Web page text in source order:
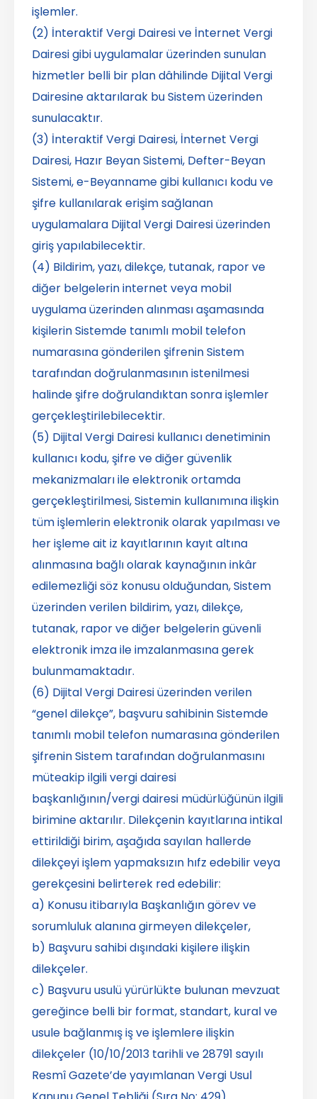
işlemler.
(2) İnteraktif Vergi Dairesi ve İnternet Vergi
Dairesi gibi uygulamalar üzerinden sunulan
hizmetler belli bir plan dâhilinde Dijital Vergi
Dairesine aktarılarak bu Sistem üzerinden
sunulacaktır.
(3) İnteraktif Vergi Dairesi, İnternet Vergi
Dairesi, Hazır Beyan Sistemi, Defter-Beyan
Sistemi, e-Beyanname gibi kullanıcı kodu ve
şifre kullanılarak erişim sağlanan
uygulamalara Dijital Vergi Dairesi üzerinden
giriş yapılabilecektir.
(4) Bildirim, yazı, dilekçe, tutanak, rapor ve
diğer belgelerin internet veya mobil
uygulama üzerinden alınması aşamasında
kişilerin Sistemde tanımlı mobil telefon
numarasına gönderilen şifrenin Sistem
tarafından doğrulanmasının istenilmesi
halinde şifre doğrulandıktan sonra işlemler
gerçekleştirilebilecektir.
(5) Dijital Vergi Dairesi kullanıcı denetiminin
kullanıcı kodu, şifre ve diğer güvenlik
mekanizmaları ile elektronik ortamda
gerçekleştirilmesi, Sistemin kullanımına ilişkin
tüm işlemlerin elektronik olarak yapılması ve
her işleme ait iz kayıtlarının kayıt altına
alınmasına bağlı olarak kaynağının inkâr
edilemezliği söz konusu olduğundan, Sistem
üzerinden verilen bildirim, yazı, dilekçe,
tutanak, rapor ve diğer belgelerin güvenli
elektronik imza ile imzalanmasına gerek
bulunmamaktadır.
(6) Dijital Vergi Dairesi üzerinden verilen
“genel dilekçe”, başvuru sahibinin Sistemde
tanımlı mobil telefon numarasına gönderilen
şifrenin Sistem tarafından doğrulanmasını
müteakip ilgili vergi dairesi
başkanlığının/vergi dairesi müdürlüğünün ilgili
birimine aktarılır. Dilekçenin kayıtlarına intikal
ettirildiği birim, aşağıda sayılan hallerde
dilekçeyi işlem yapmaksızın hıfz edebilir veya
gerekçesini belirterek red edebilir:
a) Konusu itibarıyla Başkanlığın görev ve
sorumluluk alanına girmeyen dilekçeler,
b) Başvuru sahibi dışındaki kişilere ilişkin
dilekçeler.
c) Başvuru usulü yürürlükte bulunan mevzuat
gereğince belli bir format, standart, kural ve
usule bağlanmış iş ve işlemlere ilişkin
dilekçeler (10/10/2013 tarihli ve 28791 sayılı
Resmî Gazete’de yayımlanan Vergi Usul